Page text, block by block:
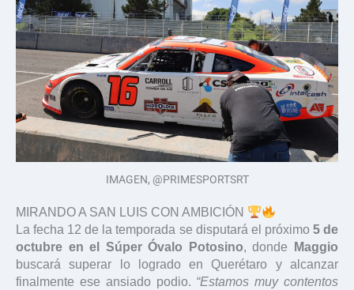
IMAGEN, @PRIMESPORTSRT
MIRANDO A SAN LUIS CON AMBICIÓN
La fecha 12 de la temporada se disputará el próximo 5 de
octubre en el Súper Óvalo Potosino, donde
Maggio
buscará superar lo logrado en Querétaro y alcanzar
finalmente ese ansiado podio. “Estamos muy contentos